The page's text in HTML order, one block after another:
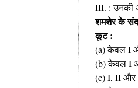
III. : उनकी
शमशेर के
कूट :
(a) केवल I
(b) केवल I
(c) I, II और